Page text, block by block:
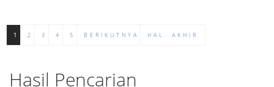
1 2 3 4 5 BERIKUTNYA HAL. AKHIR
Hasil Pencarian